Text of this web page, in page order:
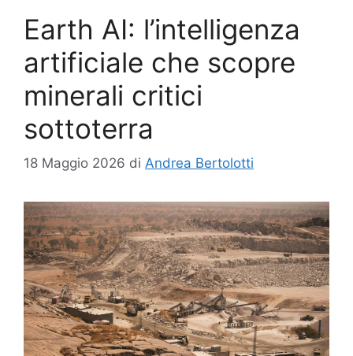
Earth AI: l’intelligenza
artificiale che scopre
minerali critici
sottoterra
18 Maggio 2026 di Andrea Bertolotti